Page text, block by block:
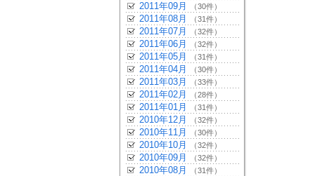
2011年09月 （30件）
2011年08月 （31件）
2011年07月 （32件）
2011年06月 （32件）
2011年05月 （31件）
2011年04月 （30件）
2011年03月 （33件）
2011年02月 （28件）
2011年01月 （31件）
2010年12月 （32件）
2010年11月 （30件）
2010年10月 （32件）
2010年09月 （32件）
2010年08月 （31件）